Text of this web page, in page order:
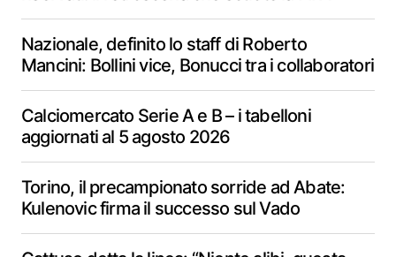
Nazionale, definito lo staff di Roberto
Mancini: Bollini vice, Bonucci tra i collaboratori
Calciomercato Serie A e B – i tabelloni
aggiornati al 5 agosto 2026
Torino, il precampionato sorride ad Abate:
Kulenovic firma il successo sul Vado